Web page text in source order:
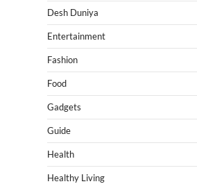
Desh Duniya
Entertainment
Fashion
Food
Gadgets
Guide
Health
Healthy Living